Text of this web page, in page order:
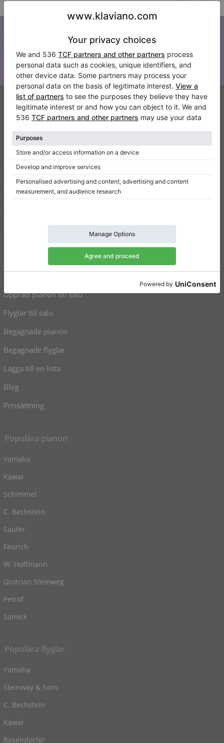
Prenumerera på vårt nyhetsbrev
Håll dig uppdaterad med alla nyheter från Klaviano
Klaviano
Kontakt
Om oss
Skriv en recension
Genvägar
Upprätt pianon till salu
Flyglar till salu
Begagnade pianon
Begagnade flyglar
Lägga till en lista
Blog
Prissättning
Populära pianon
Yamaha
Kawai
Schimmel
C. Bechstein
Sauter
Feurich
W. Hoffmann
Grotrian Steinweg
Petrof
Samick
Populära flyglar
Yamaha
Steinway & Sons
C. Bechstein
Kawai
Bosendorfer